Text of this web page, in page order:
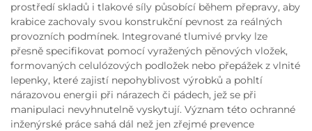
prostředí skladů i tlakové síly působící během přepravy, aby
krabice zachovaly svou konstrukční pevnost za reálných
provozních podmínek. Integrované tlumivé prvky lze
přesně specifikovat pomocí vyražených pěnových vložek,
formovaných celulózových podložek nebo přepážek z vlnité
lepenky, které zajistí nepohyblivost výrobků a pohltí
nárazovou energii při nárazech či pádech, jež se při
manipulaci nevyhnutelně vyskytují. Význam této ochranné
inženýrské práce sahá dál než jen zřejmé prevence